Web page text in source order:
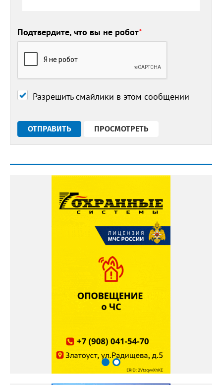
Подтвердите, что вы не робот*
Разрешить смайлики в этом сообщении